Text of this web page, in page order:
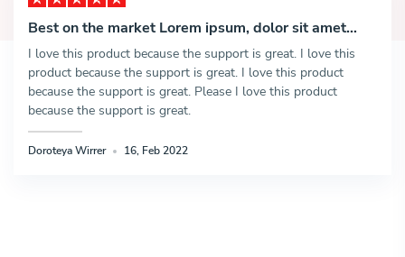
Best on the market Lorem ipsum, dolor sit amet
consectetur adipisicing elit.
I love this product because the support is great. I love this
product because the support is great. I love this product
because the support is great. Please I love this product
because the support is great.
Doroteya Wirrer 16, Feb 2022